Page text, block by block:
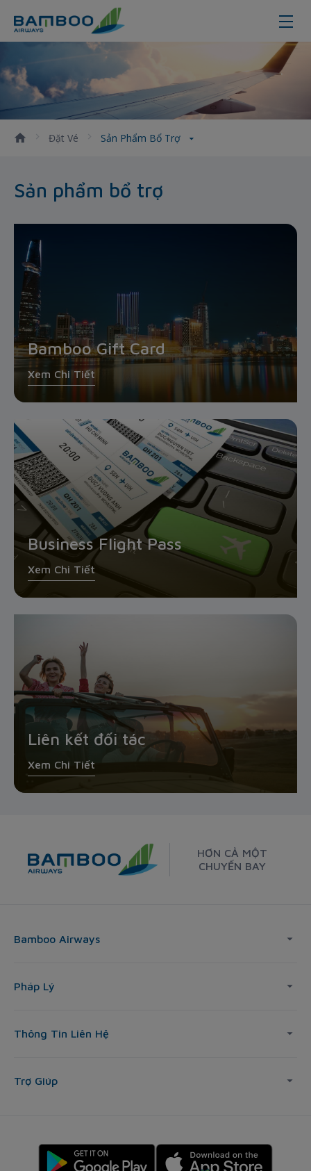
Sản phẩm bổ trợ
Đặt Vé Sản Phẩm Bổ Trợ
Sản phẩm bổ trợ
Bamboo Gift Card
Xem Chi Tiết
Business Flight Pass
Xem Chi Tiết
Liên kết đối tác
Xem Chi Tiết
HƠN CẢ MỘT
CHUYẾN BAY
Bamboo Airways
Pháp Lý
Thông Tin Liên Hệ
Trợ Giúp